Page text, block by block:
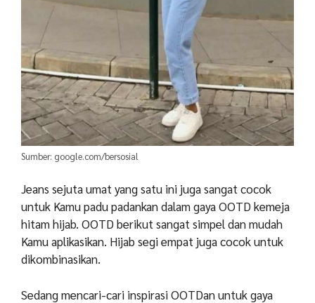
Sumber: google.com/bersosial
Jeans sejuta umat yang satu ini juga sangat cocok
untuk Kamu padu padankan dalam gaya OOTD kemeja
hitam hijab. OOTD berikut sangat simpel dan mudah
Kamu aplikasikan. Hijab segi empat juga cocok untuk
dikombinasikan.
Sedang mencari-cari inspirasi OOTDan untuk gaya